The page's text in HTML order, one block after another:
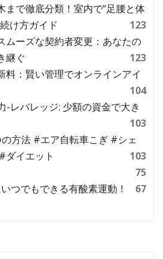
まで徹底分類！室内で“足腰と体
け方ガイド
123
ムーズな契約者変更：あなたの
継ぐ
123
料：賢い管理でオンラインアイ
104
-レバレッジ: 少額の資金で大き
103
方法 #エア自転車こぎ #シェ
ダイエット
103
75
つでもできる有酸素運動！
67